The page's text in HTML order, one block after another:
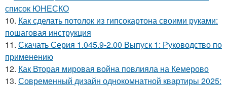
список ЮНЕСКО
10. Как сделать потолок из гипсокартона своими руками:
пошаговая инструкция
11. Скачать Серия 1.045.9-2.00 Выпуск 1: Руководство по
применению
12. Как Вторая мировая война повлияла на Кемерово
13. Современный дизайн однокомнатной квартиры 2025: